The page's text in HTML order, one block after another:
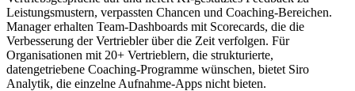
Leistungsmustern, verpassten Chancen und Coaching-Bereichen.
Manager erhalten Team-Dashboards mit Scorecards, die die
Verbesserung der Vertriebler über die Zeit verfolgen. Für
Organisationen mit 20+ Vertrieblern, die strukturierte,
datengetriebene Coaching-Programme wünschen, bietet Siro
Analytik, die einzelne Aufnahme-Apps nicht bieten.